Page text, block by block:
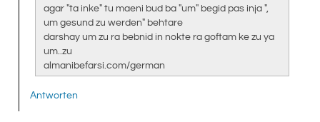
agar "ta inke" tu maeni bud ba "um" begid pas inja ",
um gesund zu werden" behtare
darshay um zu ra bebnid in nokte ra goftam ke zu ya
um..zu
almanibefarsi.com/german
Antworten